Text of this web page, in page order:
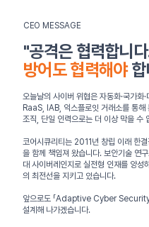
CEO MESSAGE
"공격은 협력합니
방어도 협력해야합
오늘날의 사이버 위협은 자동화·국가화
RaaS, IAB, 익스플로잇 거래소를 통해
조직, 단일 인력으로는 더 이상 막을 수
코어시큐리티는 2011년 창립 이래 한
을 함께 책임져 왔습니다. 보안기술 연
대 사이버레인지로 실전형 인재를 양성
의 최전선을 지키고 있습니다.
앞으로도 「Adaptive Cyber Security
설계해 나가겠습니다.